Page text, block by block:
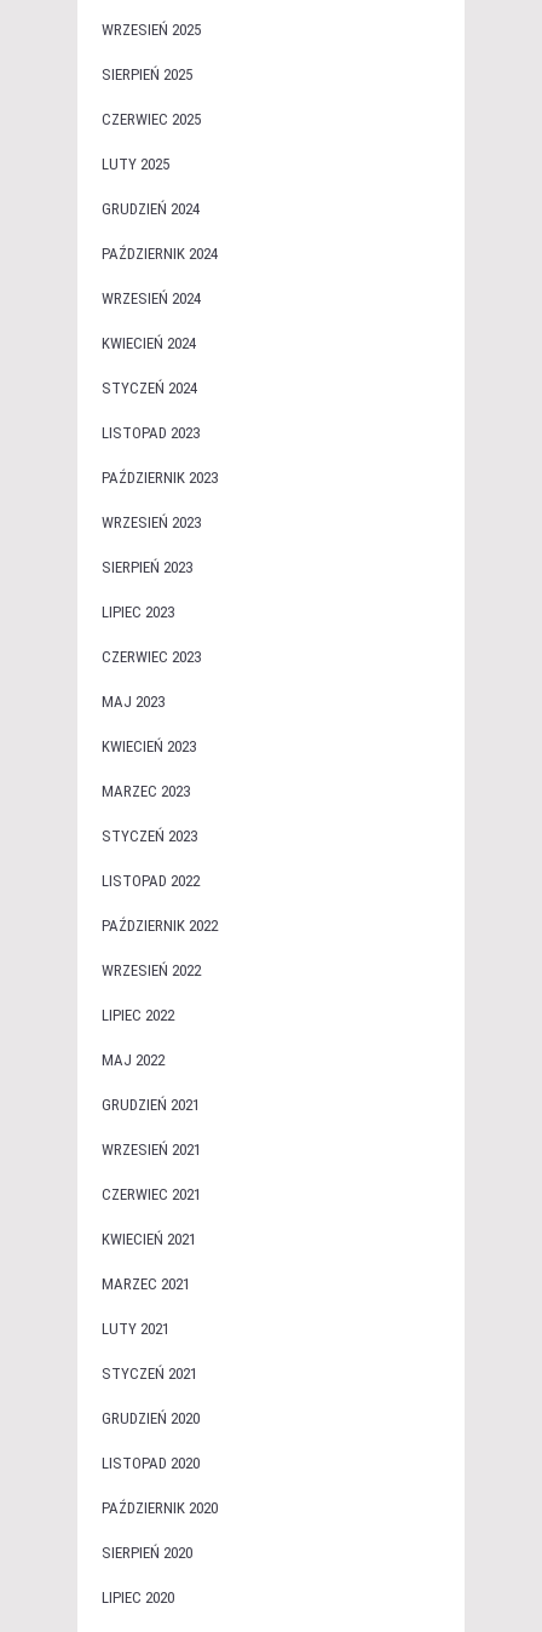
WRZESIEŃ 2025
SIERPIEŃ 2025
CZERWIEC 2025
LUTY 2025
GRUDZIEŃ 2024
PAŹDZIERNIK 2024
WRZESIEŃ 2024
KWIECIEŃ 2024
STYCZEŃ 2024
LISTOPAD 2023
PAŹDZIERNIK 2023
WRZESIEŃ 2023
SIERPIEŃ 2023
LIPIEC 2023
CZERWIEC 2023
MAJ 2023
KWIECIEŃ 2023
MARZEC 2023
STYCZEŃ 2023
LISTOPAD 2022
PAŹDZIERNIK 2022
WRZESIEŃ 2022
LIPIEC 2022
MAJ 2022
GRUDZIEŃ 2021
WRZESIEŃ 2021
CZERWIEC 2021
KWIECIEŃ 2021
MARZEC 2021
LUTY 2021
STYCZEŃ 2021
GRUDZIEŃ 2020
LISTOPAD 2020
PAŹDZIERNIK 2020
SIERPIEŃ 2020
LIPIEC 2020